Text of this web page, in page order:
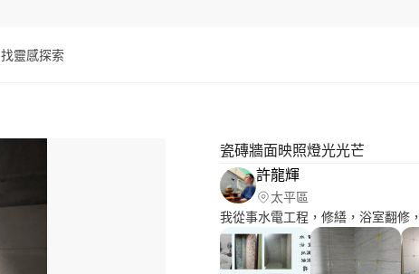
找靈感探索
瓷磚牆面映照燈光光芒
許龍輝
太平區
我從事水電工程，修繕，浴室翻修，